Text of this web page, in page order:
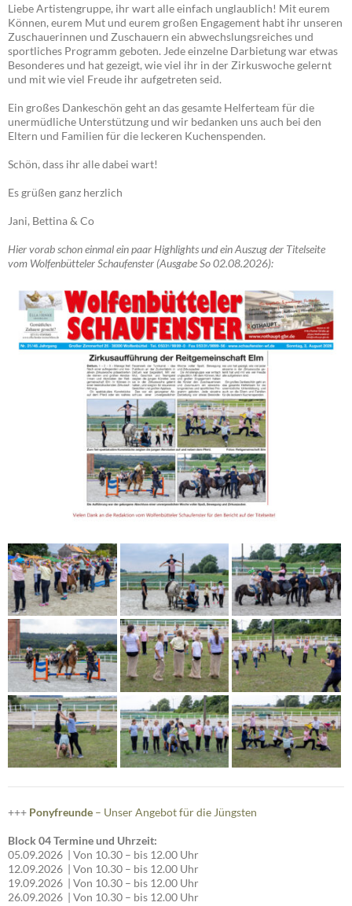
Liebe Artistengruppe, ihr wart alle einfach unglaublich! Mit eurem
Können, eurem Mut und eurem großen Engagement habt ihr unseren
Zuschauerinnen und Zuschauern ein abwechslungsreiches und
sportliches Programm geboten. Jede einzelne Darbietung war etwas
Besonderes und hat gezeigt, wie viel ihr in der Zirkuswoche gelernt
und mit wie viel Freude ihr aufgetreten seid.
Ein großes Dankeschön geht an das gesamte Helferteam für die
unermüdliche Unterstützung und wir bedanken uns auch bei den
Eltern und Familien für die leckeren Kuchenspenden.
Schön, dass ihr alle dabei wart!
Es grüßen ganz herzlich
Jani, Bettina & Co
Hier vorab schon einmal ein paar Highlights und ein Auszug der Titelseite
vom Wolfenbütteler Schaufenster (Ausgabe So 02.08.2026):
+++ Ponyfreunde – Unser Angebot für die Jüngsten
Block 04 Termine und Uhrzeit:
05.09.2026 | Von 10.30 – bis 12.00 Uhr
12.09.2026 | Von 10.30 – bis 12.00 Uhr
19.09.2026 | Von 10.30 – bis 12.00 Uhr
26.09.2026 | Von 10.30 – bis 12.00 Uhr